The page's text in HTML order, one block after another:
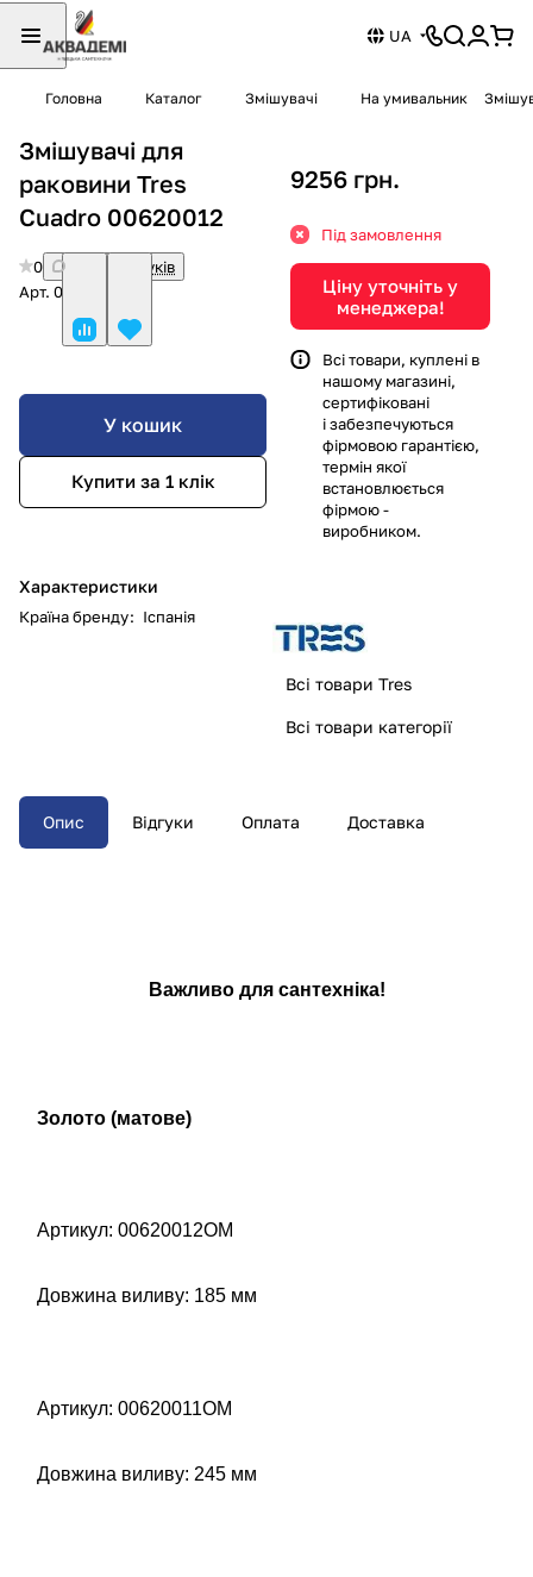
UA
Головна Каталог Змішувачі На умивальник
Змішувачі для
раковини Tres
Cuadro 00620012
0
Немає відгуків
Арт. 00620012
У кошик
Купити за 1 клiк
Характеристики
Країна бренду: Іспанія
9256 грн.
Під замовлення
Ціну уточніть у
менеджера!
Всі товари, куплені в
нашому магазині,
сертифіковані
і забезпечуються
фірмовою гарантією,
термін якої
встановлюється
фірмою -
виробником.
Всі товари Tres
Всі товари категорії
Опис Відгуки Оплата Доставка
Важливо для сантехніка!
Золото (матове)
Артикул: 00620012OM
Довжина виливу: 185 мм
Артикул: 00620011OM
Довжина виливу: 245 мм